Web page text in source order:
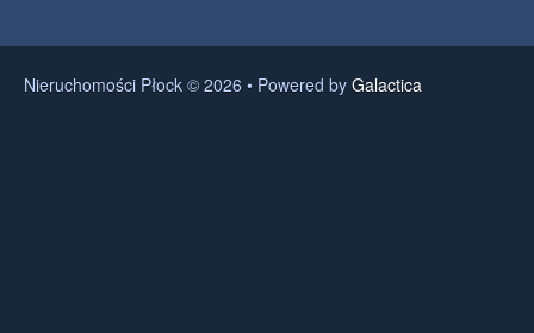
Nieruchomości Płock © 2026 • Powered by Galactica